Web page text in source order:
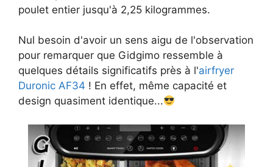
poulet entier jusqu'à 2,25 kilogrammes.
Nul besoin d'avoir un sens aigu de l'observation
pour remarquer que Gidgimo ressemble à
quelques détails significatifs près à l'airfryer
Duronic AF34 ! En effet, même capacité et
design quasiment identique...